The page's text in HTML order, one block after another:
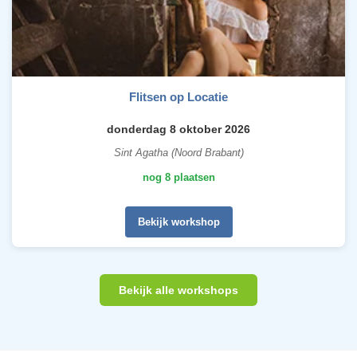
Flitsen op Locatie
donderdag 8 oktober 2026
Sint Agatha (Noord Brabant)
nog 8 plaatsen
Bekijk workshop
Bekijk alle workshops